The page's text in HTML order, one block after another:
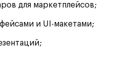
для маркетплейсов;
и UI-макетами;